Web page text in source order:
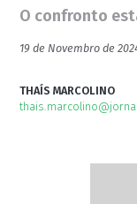
O confronto
19 de Novembro de
THAÍS MARCOLINO